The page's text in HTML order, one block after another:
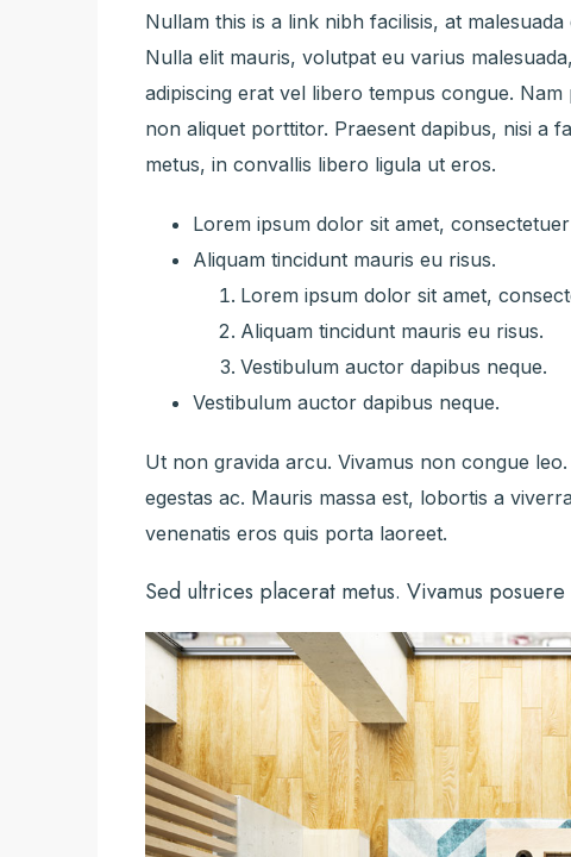
Nullam this is a link nibh facilisis, at
Nulla elit mauris, volutpat eu varius
adipiscing erat vel libero tempus congue.
non aliquet porttitor. Praesent dapibus, nisi a
metus, in convallis libero ligula ut eros.
Lorem ipsum dolor sit amet,
Aliquam tincidunt mauris eu risus.
Lorem ipsum dolor sit amet,
Aliquam tincidunt mauris eu risus.
Vestibulum auctor dapibus neque.
Vestibulum auctor dapibus neque.
Ut non gravida arcu. Vivamus non congue
egestas ac. Mauris massa est, lobortis a
venenatis eros quis porta laoreet.
Sed ultrices placerat metus. Vivamus